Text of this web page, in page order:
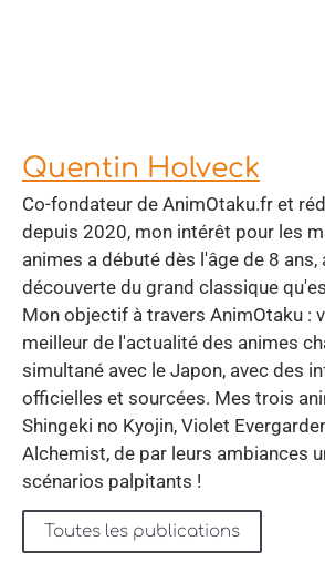
Quentin Holveck
Co-fondateur de AnimOtaku.fr et
depuis 2020, mon intérêt pour les
animes a débuté dès l'âge de 8 ans,
découverte du grand classique
Mon objectif à travers AnimOtaku :
meilleur de l'actualité des animes
simultané avec le Japon, avec des
officielles et sourcées. Mes trois
Shingeki no Kyojin, Violet
Alchemist, de par leurs ambiances
scénarios palpitants !
Toutes les publications